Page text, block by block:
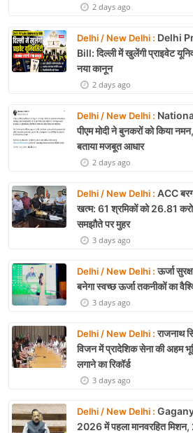
2 days ago
Delhi / New Delhi : Delhi
Bill: दिल्ली में खुलेंगी प्राइवेट
नया कानून
2 days ago
Delhi / New Delhi :
पीएम मोदी ने बुनकरों को किया
बताया मजबूत आधार
2 days ago
Delhi / New Delhi : ACC
खत्म: 61 श्रमिकों को 26.81
समझौते पर मुहर
3 days ago
Delhi / New Delhi :ऊर्जा
बनेगा स्वच्छ ऊर्जा तकनीकों का
3 days ago
Delhi / New Delhi :राजनाथ
विजन में प्रादेशिक सेना की अहम
लगाने का रिकॉर्ड
3 days ago
Delhi / New Delhi :
2026 में पहला मानवरहित